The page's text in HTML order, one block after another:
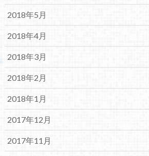
2018年5月
2018年4月
2018年3月
2018年2月
2018年1月
2017年12月
2017年11月